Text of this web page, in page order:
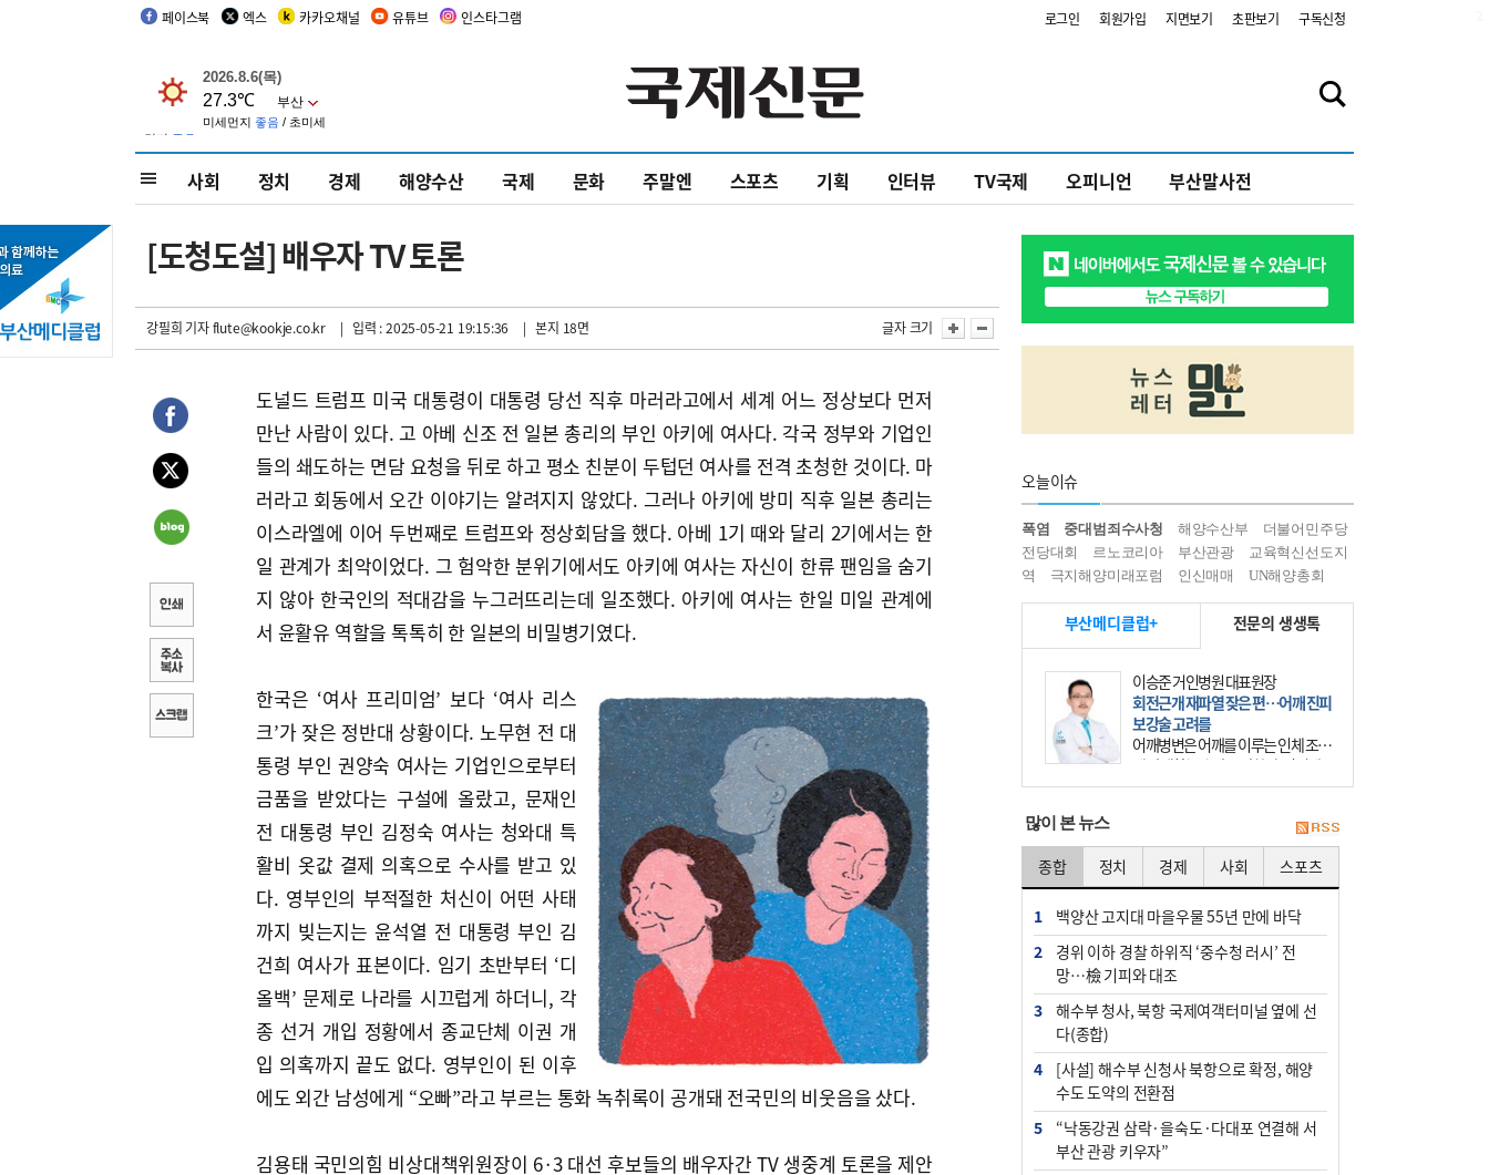
페이스북 엑스 카카오채널 유튜브 인스타그램 로그인 회원가입 지면보기 초판보기 구독신청
사회 정치 경제 해양수산 국제 문화 주말엔 스포츠 기획 인터뷰 TV국제 오피니언 부산말사전
[도청도설] 배우자 TV 토론
강필희 기자flute@kookje.co.kr | 입력 : 2025-05-21 19:15:36 | 본지 18면 글자 크기
도널드 트럼프 미국 대통령이 대통령 당선 직후 마러라고에서 세계 어느 정상보다 먼저
만난 사람이 있다. 고 아베 신조 전 일본 총리의 부인 아키에 여사다. 각국 정부와 기업인
들의 쇄도하는 면담 요청을 뒤로 하고 평소 친분이 두텁던 여사를 전격 초청한 것이다. 마
러라고 회동에서 오간 이야기는 알려지지 않았다. 그러나 아키에 방미 직후 일본 총리는
이스라엘에 이어 두번째로 트럼프와 정상회담을 했다. 아베 1기 때와 달리 2기에서는 한
일 관계가 최악이었다. 그 험악한 분위기에서도 아키에 여사는 자신이 한류 팬임을 숨기
지 않아 한국인의 적대감을 누그러뜨리는데 일조했다. 아키에 여사는 한일 미일 관계에
서 윤활유 역할을 톡톡히 한 일본의 비밀병기였다.
한국은 ‘여사 프리미엄’ 보다 ‘여사 리스
크’가 잦은 정반대 상황이다. 노무현 전 대
통령 부인 권양숙 여사는 기업인으로부터
금품을 받았다는 구설에 올랐고, 문재인
전 대통령 부인 김정숙 여사는 청와대 특
활비 옷값 결제 의혹으로 수사를 받고 있
다. 영부인의 부적절한 처신이 어떤 사태
까지 빚는지는 윤석열 전 대통령 부인 김
건희 여사가 표본이다. 임기 초반부터 ‘디
올백’ 문제로 나라를 시끄럽게 하더니, 각
종 선거 개입 정황에서 종교단체 이권 개
입 의혹까지 끝도 없다. 영부인이 된 이후
에도 외간 남성에게 “오빠”라고 부르는 통화 녹취록이 공개돼 전국민의 비웃음을 샀다.
김용태 국민의힘 비상대책위원장이 6·3 대선 후보들의 배우자간 TV 생중계 토론을 제안
오늘이슈
폭염 중대범죄수사청 해양수산부
더불어민주당
전당대회
르노코리아 부산관광
교육혁신선도지
역
극지해양미래포럼 인신매매 UN해양총회
부산메디클럽+ 전문의 생생톡
이승준 거인병원 대표원장
회전근개 재파열 잦은 편…어깨 진피
보강술 고려를
어깨병변은 어깨를 이루는 인체 조직
에 발생하는 손상을 말한다. 여기에
는 오십견과 회전근개 증후군, 어깨
많이 본 뉴스
종합 정치 경제 사회 스포츠
1
백양산 고지대 마을우물 55년 만에 바닥
2
경위 이하 경찰 하위직 ‘중수청 러시’ 전
망…檢 기피와 대조
3
해수부 청사, 북항 국제여객터미널 옆에 선
다(종합)
4
[사설] 해수부 신청사 북항으로 확정, 해양
수도 도약의 전환점
5
“낙동강권 삼락·을숙도·다대포 연결해 서
부산 관광 키우자”